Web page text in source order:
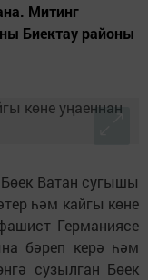
Митинг
Биектау районы
Ватан сугышы
һәм кайгы көне
Германиясе
бәреп керә һәм
сузылган Бөек